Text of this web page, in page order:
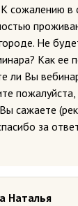
сожалению в
Не
Как ее
ли Вы
пожалуйста,
сажаете
за
Наталья